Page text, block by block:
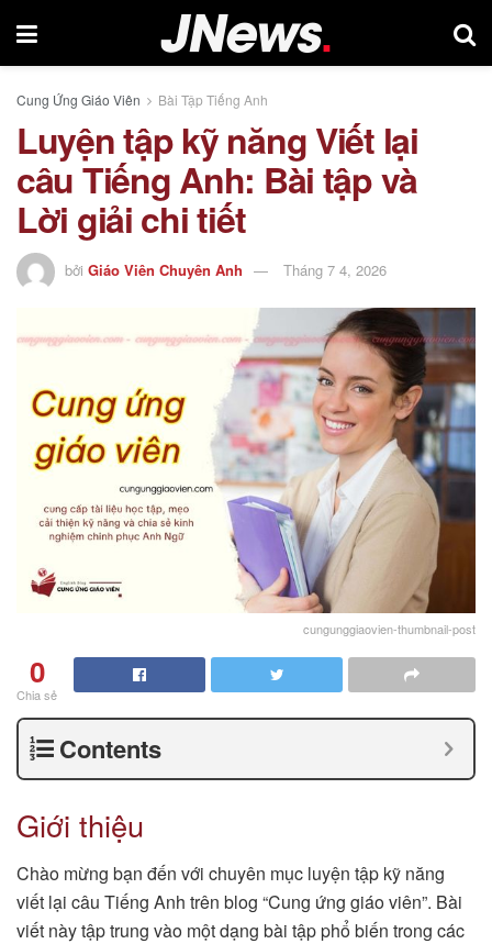
Cung Ứng Giáo Viên Bài Tập Tiếng Anh
Luyện tập kỹ năng Viết lại
câu Tiếng Anh: Bài tập và
Lời giải chi tiết
bởi Giáo Viên Chuyên Anh Tháng 7 4, 2026
cungunggiaovien-thumbnail-post
0
Chia sẻ
Contents
Giới thiệu
Chào mừng bạn đến với chuyên mục luyện tập kỹ năng
viết lại câu Tiếng Anh trên blog “Cung ứng giáo viên”. Bài
viết này tập trung vào một dạng bài tập phổ biến trong các